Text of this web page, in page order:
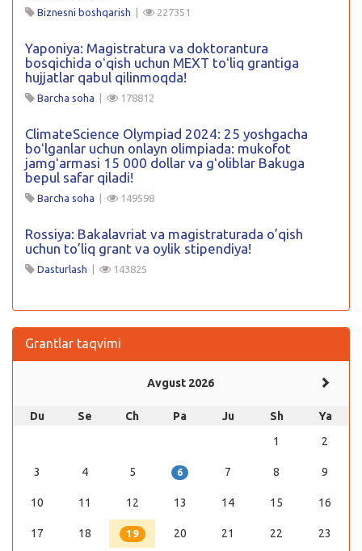
Biznesni boshqarish | 227351
Yaponiya: Magistratura va doktorantura
bosqichida oʻqish uchun MEXT toʻliq grantiga
hujjatlar qabul qilinmoqda!
Barcha soha | 178812
ClimateScience Olympiad 2024: 25 yoshgacha
boʻlganlar uchun onlayn olimpiada: mukofot
jamgʻarmasi 15 000 dollar va gʻoliblar Bakuga
bepul safar qiladi!
Barcha soha | 149598
Rossiya: Bakalavriat va magistraturada o’qish
uchun to’liq grant va oylik stipendiya!
Dasturlash | 143825
Grantlar taqvimi
Avgust 2026
Du Se Ch Pa Ju Sh
Ya
1
2
3 4 5 6 7 8 9
10 11 12 13 14 15 16
17 18 19 20 21 22 23